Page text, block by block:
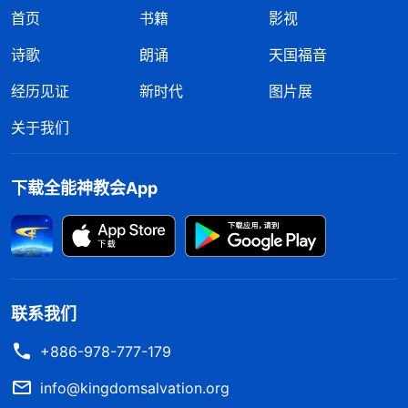
首页 书籍
影视
诗歌
朗诵
天国福音
经历见证
新时代
图片展
关于我们
下载全能神教会App
联系我们
+886-978-777-179
info@kingdomsalvation.org